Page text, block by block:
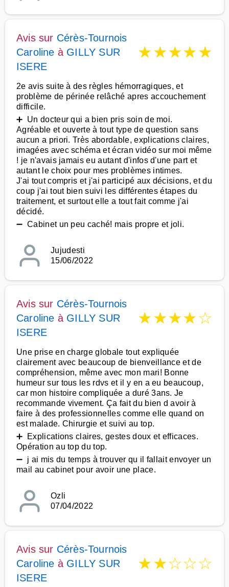
Avis sur Cérès-Tournois
Caroline à GILLY SUR
ISERE
★★★★★
2e avis suite à des règles hémorragiques, et
problème de périnée relâché apres accouchement
difficile.
➕ Un docteur qui a bien pris soin de moi.
Agréable et ouverte à tout type de question sans
aucun a priori. Très abordable, explications claires,
imagées avec schéma et écran vidéo sur moi même
! je n'avais jamais eu autant d'infos d'une part et
autant le choix pour mes problèmes intimes.
J'ai tout compris et j'ai participé aux décisions, et du
coup j'ai tout bien suivi les différentes étapes du
traitement, et surtout elle a tout fait comme j'ai
décidé.
➖ Cabinet un peu caché! mais propre et joli.
Jujudesti
15/06/2022
Avis sur Cérès-Tournois
Caroline à GILLY SUR
ISERE
★★★★☆
Une prise en charge globale tout expliquée
clairement avec beaucoup de bienveillance et de
compréhension, même avec mon mari! Bonne
humeur sur tous les rdvs et il y en a eu beaucoup,
car mon histoire compliquée a duré 3ans. Je
recommande vivement. Ça fait du bien d avoir à
faire à des professionnelles comme elle quand on
est malade. Chirurgie et suivi au top.
➕ Explications claires, gestes doux et efficaces.
Opération au top du top.
➖ j ai mis du temps à trouver qu il fallait envoyer un
mail au cabinet pour avoir une place.
Ozli
07/04/2022
Avis sur Cérès-Tournois
Caroline à GILLY SUR
ISERE
★★☆☆☆